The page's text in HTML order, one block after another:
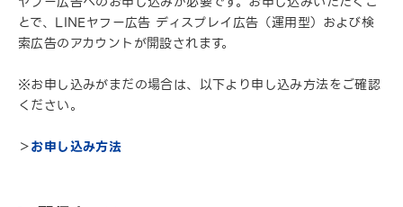
とで、LINEヤフー広告 ディスプレイ広告（運用型）および検
索広告のアカウントが開設されます。
※お申し込みがまだの場合は、以下より申し込み方法をご確認
ください。
＞お申し込み方法